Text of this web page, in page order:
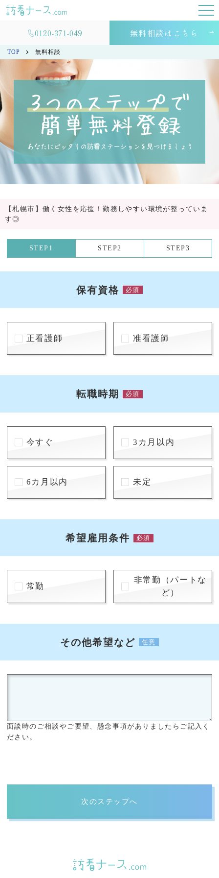
0120-371-049 無料相談はこちら
TOP 無料相談
【札幌市】働く女性を応援！勤務しやすい環境が整っていま
す◎
STEP1 STEP2 STEP3
保有資格 必須
正看護師 准看護師
転職時期 必須
今すぐ 3カ月以内
6カ月以内 未定
希望雇用条件 必須
常勤
非常勤（パートな
ど）
その他希望など 任意
面談時のご相談やご要望、懸念事項がありましたらご記入く
ださい。
次のステップへ